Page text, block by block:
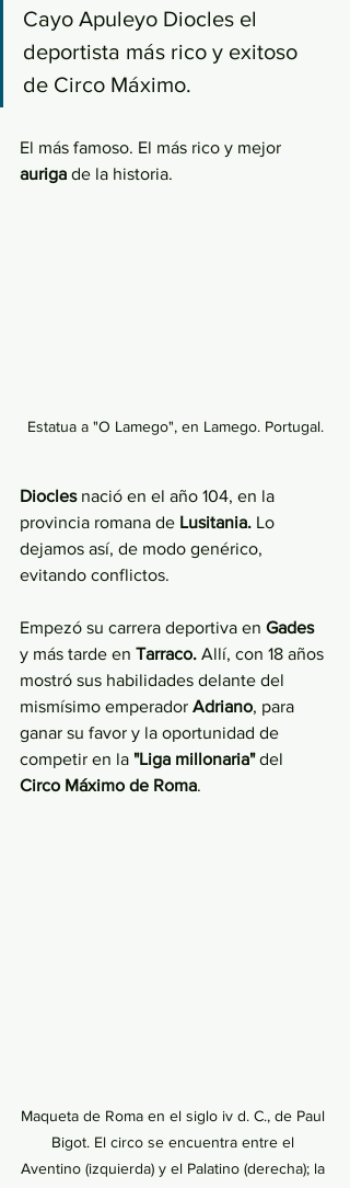
Cayo Apuleyo Diocles el
deportista más rico y exitoso
de Circo Máximo.
El más famoso. El más rico y mejor
auriga de la historia.
Estatua a "O Lamego", en Lamego. Portugal.
Diocles nació en el año 104, en la
provincia romana de Lusitania. Lo
dejamos así, de modo genérico,
evitando conflictos.
Empezó su carrera deportiva en Gades
y más tarde en Tarraco. Allí, con 18 años
mostró sus habilidades delante del
mismísimo emperador Adriano, para
ganar su favor y la oportunidad de
competir en la "Liga millonaria" del
Circo Máximo de Roma.
Maqueta de Roma en el siglo iv d. C., de Paul
Bigot. El circo se encuentra entre el
Aventino (izquierda) y el Palatino (derecha); la